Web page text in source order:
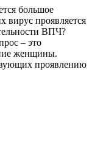
большое
вирус проявляется
ВПЧ?
– это
женщины.
проявлению